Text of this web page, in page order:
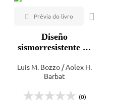
Diseño
sismorresistente de
Luis M. Bozzo / Aolex H.
Barbat
(0)